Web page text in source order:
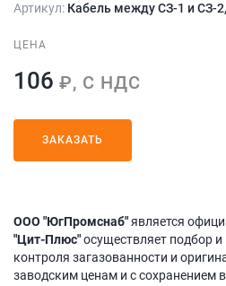
Артикул: Кабель между СЗ-1 и СЗ-
ЦЕНА
106 ₽, С НДС
ЗАКАЗАТЬ
ООО "ЮгПромснаб"является
"Цит-Плюс"осуществляет подбор
контроля загазованности и
заводским ценам и с сохранением